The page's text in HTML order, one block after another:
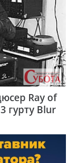
Ray of
гурту Blur